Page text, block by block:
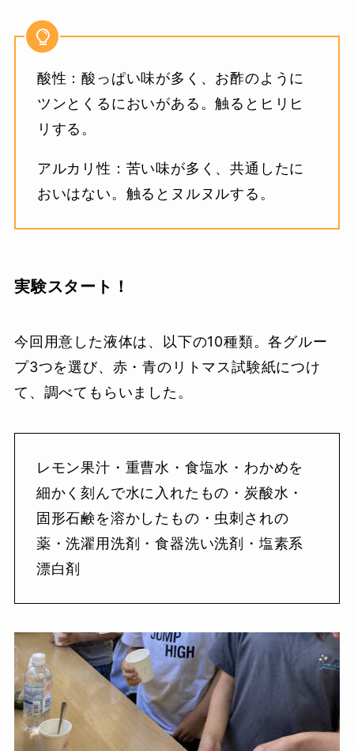
酸性：酸っぱい味が多く、お酢のように
ツンとくるにおいがある。触るとヒリヒ
リする。
アルカリ性：苦い味が多く、共通したに
おいはない​。触るとヌルヌルする。
実験スタート！
今回用意した液体は、以下の10種類。各グルー
プ3つを選び、赤・青のリトマス試験紙につけ
て、調べてもらいました。
レモン果汁・重曹水・食塩水・わかめを
細かく刻んで水に入れたもの・炭酸水・
固形石鹸を溶かしたもの・虫刺されの
薬・洗濯用洗剤・食器洗い洗剤・塩素系
漂白剤